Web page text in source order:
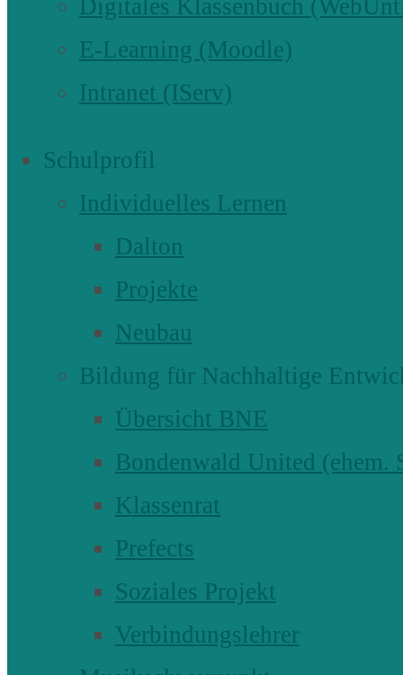
Digitales Klassenbuch
E-Learning (Moodle)
Intranet (IServ)
Schulprofil
Individuelles Lernen
Dalton
Projekte
Neubau
Bildung für Nachhaltige
Übersicht BNE
Bondenwald United (ehem.
Klassenrat
Prefects
Soziales Projekt
Verbindungslehrer